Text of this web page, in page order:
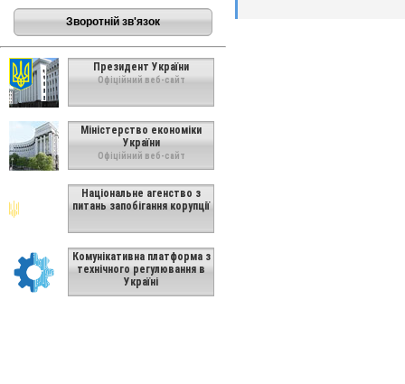
Зворотній зв'язок
Президент України
Офіційний веб-сайт
Міністерство економіки
України
Офіційний веб-сайт
Національне агенство з
питань запобігання корупції
Комунікативна платформа з
технічного регулювання в
Україні